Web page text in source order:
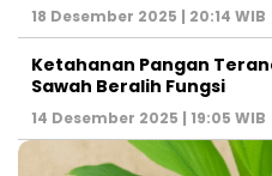
18 Desember 2025 | 20:14 WIB
Ketahanan Pangan
Sawah Beralih Fungsi
14 Desember 2025 | 19:05 WIB